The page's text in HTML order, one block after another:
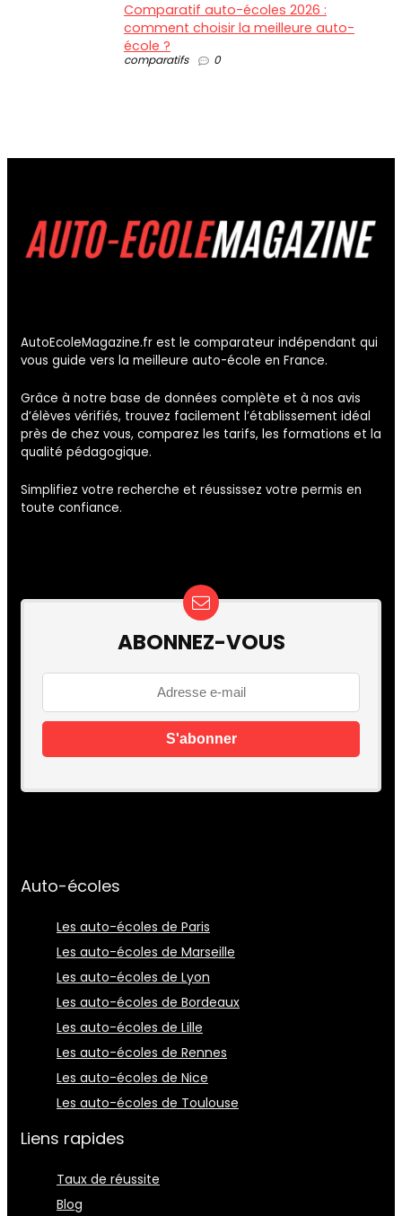
Comparatif auto-écoles 2026 :
comment choisir la meilleure auto-
école ?
comparatifs 0
AutoEcoleMagazine.fr est le comparateur indépendant qui
vous guide vers la meilleure auto-école en France.
Grâce à notre base de données complète et à nos avis
d’élèves vérifiés, trouvez facilement l’établissement idéal
près de chez vous, comparez les tarifs, les formations et la
qualité pédagogique.
Simplifiez votre recherche et réussissez votre permis en
toute confiance.
ABONNEZ-VOUS
Auto-écoles
Les auto-écoles de Paris
Les auto-écoles de Marseille
Les auto-écoles de Lyon
Les auto-écoles de Bordeaux
Les auto-écoles de Lille
Les auto-écoles de Rennes
Les auto-écoles de Nice
Les auto-écoles de Toulouse
Liens rapides
Taux de réussite
Blog